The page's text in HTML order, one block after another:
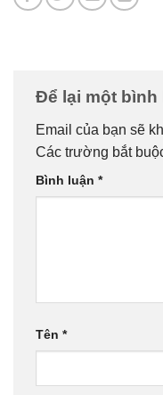
Để lại một bình
Email của bạn sẽ
Các trường bắt
Bình luận *
Tên *